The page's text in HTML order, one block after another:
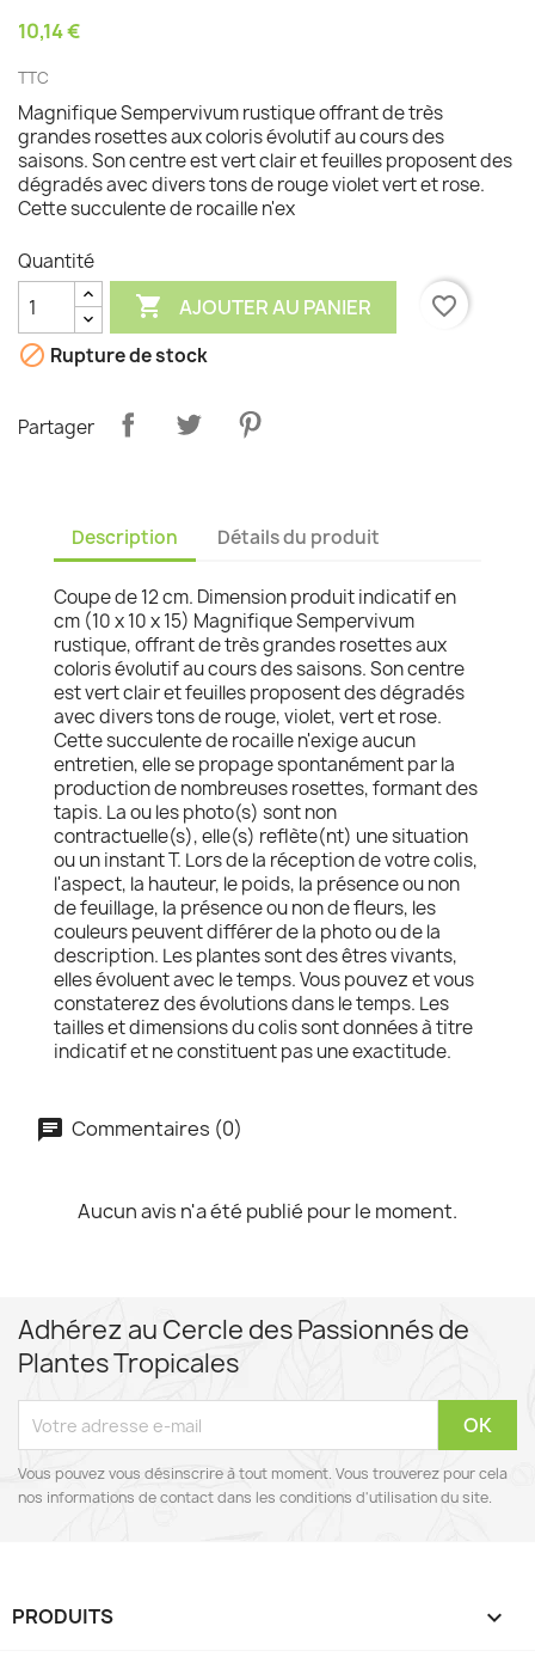
10,14 €
TTC
Magnifique Sempervivum rustique offrant de très
grandes rosettes aux coloris évolutif au cours des
saisons. Son centre est vert clair et feuilles proposent des
dégradés avec divers tons de rouge violet vert et rose.
Cette succulente de rocaille n'ex
Quantité
 AJOUTER AU PANIER
favorite_border
 Rupture de stock
Partager
Description Détails du produit
Coupe de 12 cm. Dimension produit indicatif en
cm (10 x 10 x 15) Magnifique Sempervivum
rustique, offrant de très grandes rosettes aux
coloris évolutif au cours des saisons. Son centre
est vert clair et feuilles proposent des dégradés
avec divers tons de rouge, violet, vert et rose.
Cette succulente de rocaille n'exige aucun
entretien, elle se propage spontanément par la
production de nombreuses rosettes, formant des
tapis. La ou les photo(s) sont non
contractuelle(s), elle(s) reflète(nt) une situation
ou un instant T. Lors de la réception de votre colis,
l'aspect, la hauteur, le poids, la présence ou non
de feuillage, la présence ou non de fleurs, les
couleurs peuvent différer de la photo ou de la
description. Les plantes sont des êtres vivants,
elles évoluent avec le temps. Vous pouvez et vous
constaterez des évolutions dans le temps. Les
tailles et dimensions du colis sont données à titre
indicatif et ne constituent pas une exactitude.
Commentaires (0)
Aucun avis n'a été publié pour le moment.
Adhérez au Cercle des Passionnés de
Plantes Tropicales
Vous pouvez vous désinscrire à tout moment. Vous trouverez pour cela
nos informations de contact dans les conditions d'utilisation du site.
PRODUITS 